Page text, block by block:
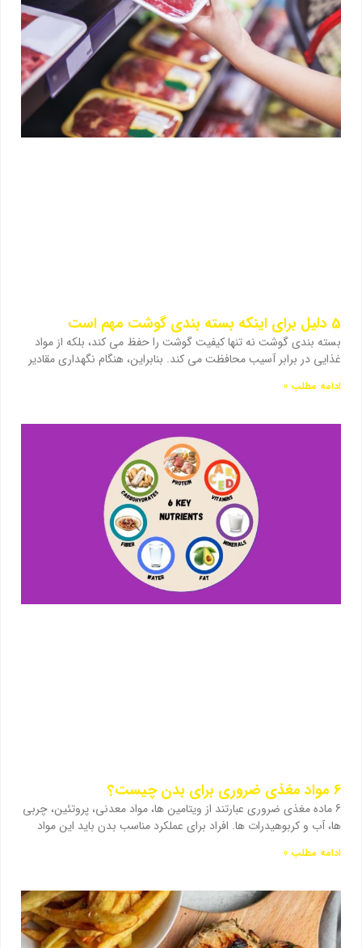
5 دلیل برای اینکه بسته بندی گوشت مهم است
بسته بندی گوشت نه تنها کیفیت گوشت را حفظ می کند، بلکه از مواد
غذایی در برابر آسیب محافظت می کند. بنابراین، هنگام نگهداری مقادیر
ادامه مطلب »
6 مواد مغذی ضروری برای بدن چیست؟
6 ماده مغذی ضروری عبارتند از ویتامین ها، مواد معدنی، پروتئین، چربی
ها، آب و کربوهیدرات ها. افراد برای عملکرد مناسب بدن باید این مواد
ادامه مطلب »